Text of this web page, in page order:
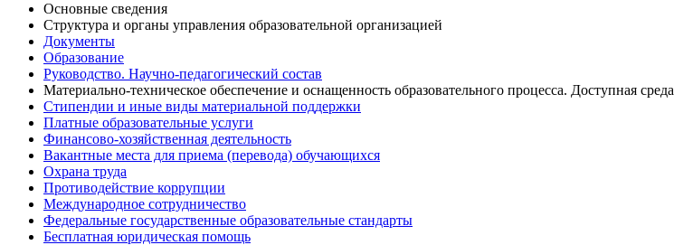
Основные сведения
Структура и органы управления образовательной организацией
Документы
Образование
Руководство. Научно-педагогический состав
Материально-техническое обеспечение и оснащенность образовательного процесса. Доступная среда
Стипендии и иные виды материальной поддержки
Платные образовательные услуги
Финансово-хозяйственная деятельность
Вакантные места для приема (перевода) обучающихся
Охрана труда
Противодействие коррупции
Международное сотрудничество
Федеральные государственные образовательные стандарты
Бесплатная юридическая помощь